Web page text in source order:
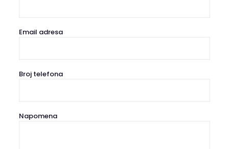
Email adresa
Broj telefona
Napomena